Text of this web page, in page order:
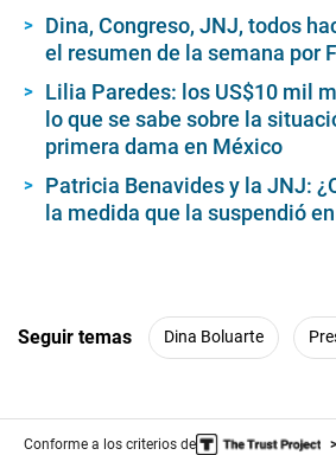
Dina, Congreso, JNJ, todos
el resumen de la semana por
Lilia Paredes: los US$10 mil
lo que se sabe sobre la
primera dama en México
Patricia Benavides y la JNJ:
la medida que la suspendió
Seguir temas Dina Boluarte
Conforme a los criterios de